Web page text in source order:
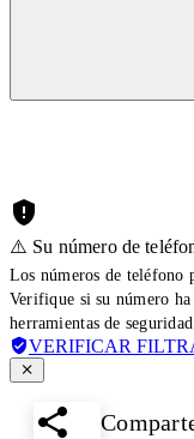
⚠️ Su número de
Los números de teléfono
Verifique si su número
herramientas de
VERIFICAR